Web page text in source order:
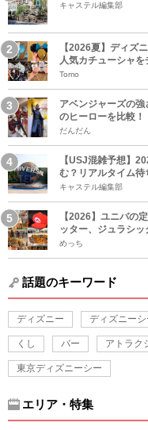
キャステル編集部
【2026夏】ディズ
人気カチューシャを
Tomo
アベンジャーズの
のヒーローを比較！
だんだん
【USJ混雑予想】
む？リアルタイム待
キャステル編集部
【2026】ユニバの
ッター、ジュラシ
めっち
話題のキーワード
ディズニー ディズニーシ
くし バー アトラク
東京ディズニーシー
エリア・特集